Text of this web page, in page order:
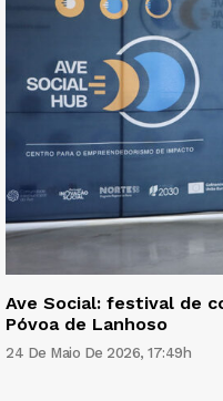
Ave Social: festival de
Póvoa de Lanhoso
24 De Maio De 2026, 17:49h